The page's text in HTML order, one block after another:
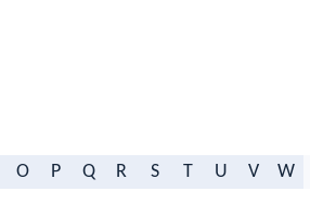
O P Q R S T U V W